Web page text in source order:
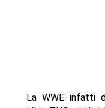
La WWE infatti